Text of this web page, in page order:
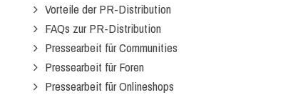
Vorteile der PR-Distribution
FAQs zur PR-Distribution
Pressearbeit für Communities
Pressearbeit für Foren
Pressearbeit für Onlineshops